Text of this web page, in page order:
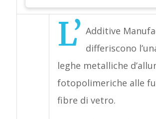
L’ Additive
differiscono
leghe metalliche
fotopolimeriche alle
fibre di vetro.